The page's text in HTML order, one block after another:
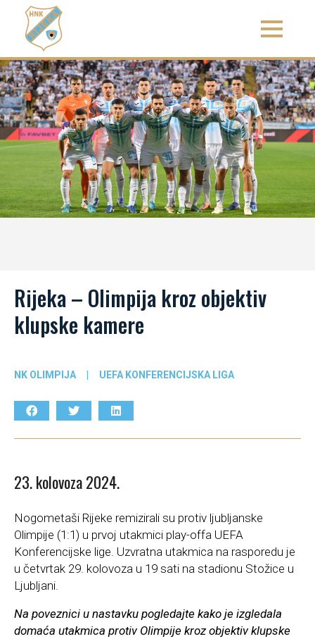
Rijeka – Olimpija kroz objektiv
klupske kamere
NK OLIMPIJA | UEFA KONFERENCIJSKA LIGA
23. kolovoza 2024.
Nogometaši Rijeke remizirali su protiv ljubljanske
Olimpije (1:1) u prvoj utakmici play-offa UEFA
Konferencijske lige. Uzvratna utakmica na rasporedu je
u četvrtak 29. kolovoza u 19 sati na stadionu Stožice u
Ljubljani.
Na poveznici u nastavku pogledajte kako je izgledala
domaća utakmica protiv Olimpije kroz objektiv klupske